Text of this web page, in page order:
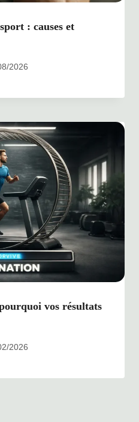
: causes et
2026
vos résultats
2026